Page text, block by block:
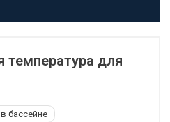
температура для
бассейне